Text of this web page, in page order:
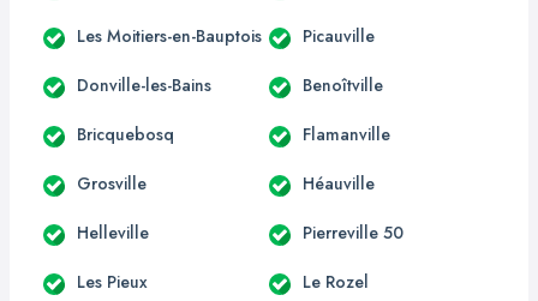
Les Moitiers-en-Bauptois Picauville
Donville-les-Bains Benoîtville
Bricquebosq Flamanville
Grosville Héauville
Helleville Pierreville 50
Les Pieux Le Rozel